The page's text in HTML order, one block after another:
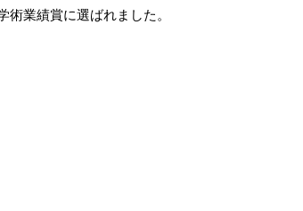
業績賞に選ばれました。